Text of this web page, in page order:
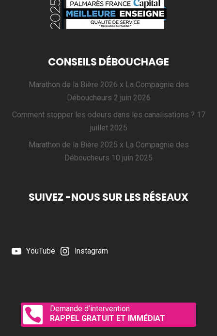
CONSEILS DÉBOUCHAGE
Marathon de la Bière 2026 x La Compagnie des
Déboucheurs 2 juin 2026
Comment stopper les odeurs dans les canalisations ? 17
juillet 2025
Marathon de la Bière 2025 x La Compagnie des
Déboucheurs 10 juin 2025
SUIVEZ -NOUS SUR LES RÉSEAUX
YouTube Instagram

Demande d’intervention
RAPPEL GRATUIT ET IMMÉDIAT